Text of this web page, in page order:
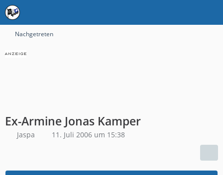
Nachgetreten
Ex-Armine Jonas Kamper
Jaspa 11. Juli 2006 um 15:38